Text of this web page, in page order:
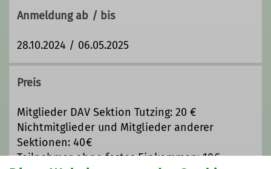
Anmeldung ab / bis
28.10.2024 / 06.05.2025
Preis
Mitglieder DAV Sektion Tutzing: 20 €
Nichtmitglieder und Mitglieder anderer
Sektionen: 40€
Teilnehmer ohne festes Einkommen: 10€